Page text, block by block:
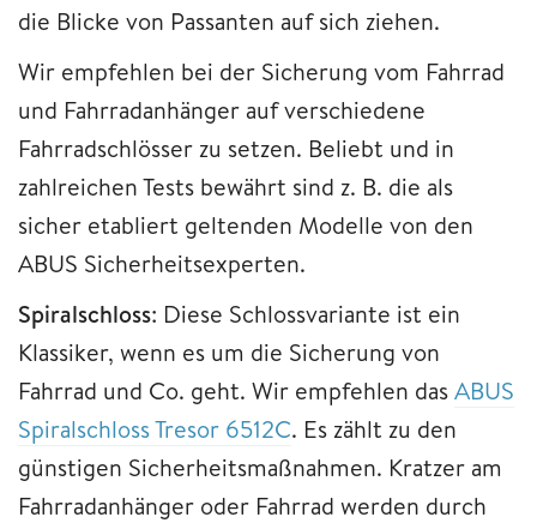
die Blicke von Passanten auf sich ziehen.
Wir empfehlen bei der Sicherung vom Fahrrad
und Fahrradanhänger auf verschiedene
Fahrradschlösser zu setzen. Beliebt und in
zahlreichen Tests bewährt sind z. B. die als
sicher etabliert geltenden Modelle von den
ABUS Sicherheitsexperten.
Spiralschloss: Diese Schlossvariante ist ein
Klassiker, wenn es um die Sicherung von
Fahrrad und Co. geht. Wir empfehlen dasABUS
Spiralschloss Tresor 6512C. Es zählt zu den
günstigen Sicherheitsmaßnahmen. Kratzer am
Fahrradanhänger oder Fahrrad werden durch